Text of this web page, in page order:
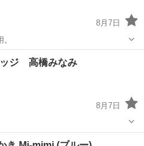
8月7日
ズ ミラー
ジ 高橋みなみ
8月7日
ルティグッズ 缶バッジ